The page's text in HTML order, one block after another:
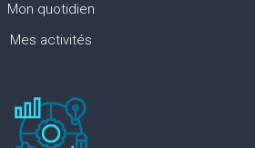
Mon quotidien
Mes activités